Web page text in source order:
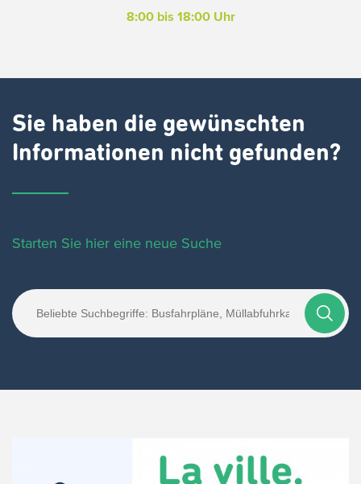
8:00 bis 18:00 Uhr
Sie haben die gewünschten
Informationen nicht gefunden?
Starten Sie hier eine neue Suche